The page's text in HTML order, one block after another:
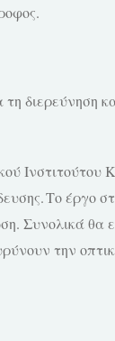
τη διερεύνηση
Ινστιτούτου
Το έργο
Συνολικά
την